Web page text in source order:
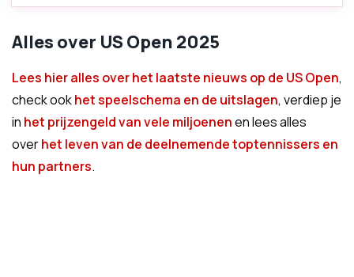
Alles over US Open 2025
Lees hier alles over het laatste nieuws op de US Open,
check ookhet speelschema en de uitslagen, verdiep je
in het prijzengeld van vele miljoenenen lees alles
overhet leven van de deelnemende toptennissers en
hun partners.